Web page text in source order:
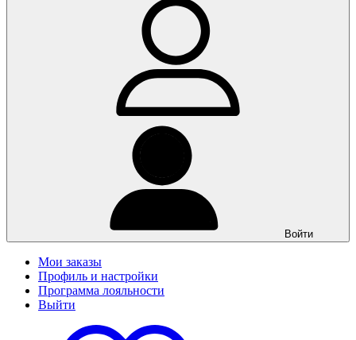
Войти
Мои заказы
Профиль и настройки
Программа лояльности
Выйти